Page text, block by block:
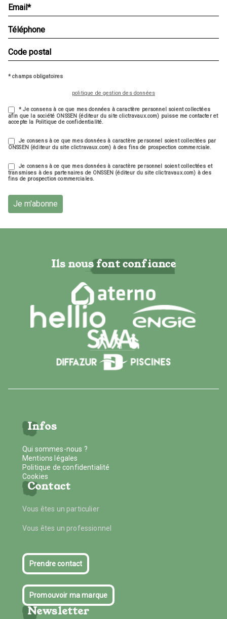
* champs obligatoires
politique de gestion des données
* Je consens à ce que mes données à caractère personnel soient collectées
afin que la société ONSSEN (éditeur du site clictravaux.com) puisse me contacter et
accepte la Politique de confidentialité.
Je consens à ce que mes données à caractère personnel soient collectées par
ONSSEN (éditeur du site clictravaux.com) à des fins de prospection commerciale.
Je consens à ce que mes données à caractère personnel soient collectées et
transmises à des partenaires de ONSSEN (éditeur du site clictravaux.com) à des
fins de prospection commerciales.
Je m'abonne
Ils nous font confiance
Infos
Qui sommes-nous ?
Mentions légales
Politique de confidentialité
Cookies
Contact
Vous êtes un particulier
Vous êtes un professionnel
Prendre contact
Promouvoir ma marque
Newsletter